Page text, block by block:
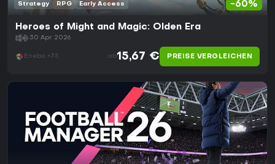
-60%
Strategy RPG Early Access
Heroes of Might and Magic: Olden Era
30 Apr. 2026
Eneba +35 ab15,67 € PREISE VERGLEICHEN